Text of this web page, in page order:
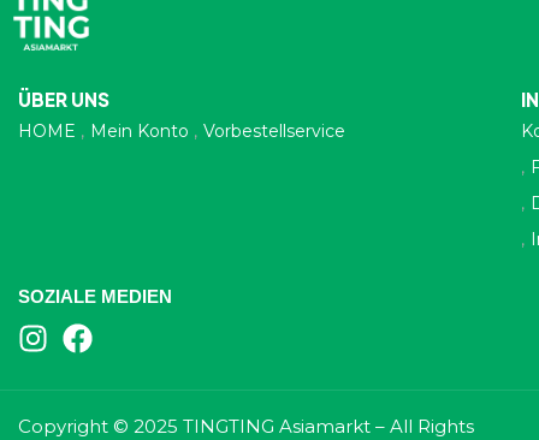
ÜBER UNS
HOME Mein Konto Vorbestellservice
SOZIALE MEDIEN
Copyright © 2025 TINGTING Asiamarkt – All Rights